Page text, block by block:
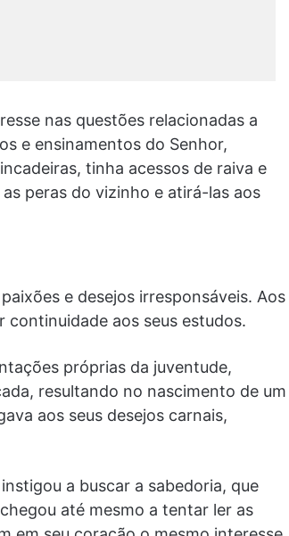
nas questões relacionadas a
e ensinamentos do Senhor,
tinha acessos de raiva e
peras do vizinho e atirá-las aos
e desejos irresponsáveis. Aos
continuidade aos seus estudos.
próprias da juventude,
resultando no nascimento de um
aos seus desejos carnais,
a buscar a sabedoria, que
até mesmo a tentar ler as